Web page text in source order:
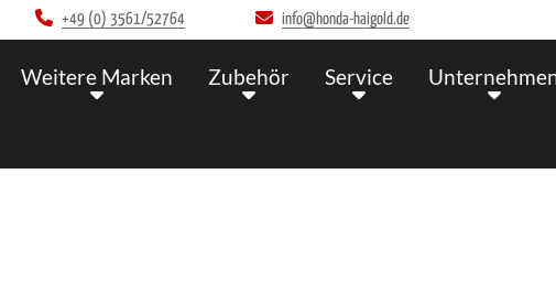
+49 (0) 3561/52764 info@honda-haigold.de
Weitere Marken Zubehör Service